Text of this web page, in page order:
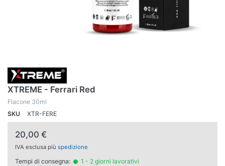
XTREME - Ferrari Red
Flacone 30ml
SKU
XTR-FERE
20,00 €
IVA esclusa più spedizione
Tempi di consegna: 1 - 2 giorni lavorativi